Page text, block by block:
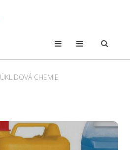
ÚKLIDOVÁ CHEMIE